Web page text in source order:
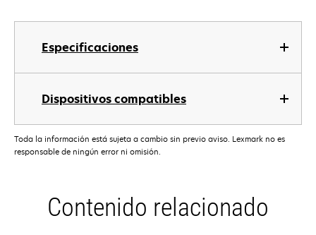
Especificaciones
Dispositivos compatibles
Toda la información está sujeta a cambio sin previo aviso. Lexmark no es
responsable de ningún error ni omisión.
Contenido relacionado